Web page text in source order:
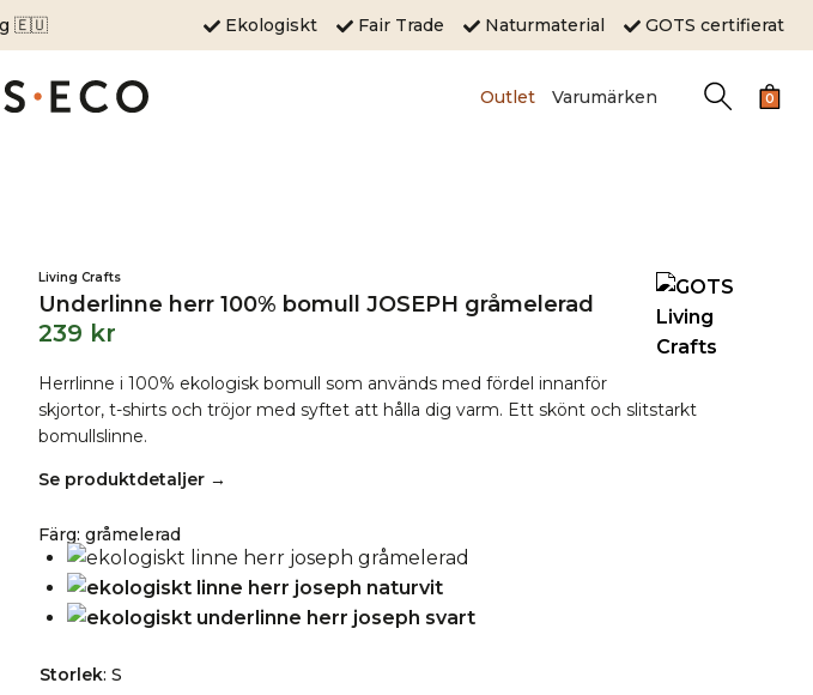
🇪🇺 Ekologiskt Fair Trade Naturmaterial GOTS certifierat
Outlet Varumärken 0
Living Crafts
Underlinne herr 100% bomull JOSEPH gråmelerad
239 kr
Herrlinne i 100% ekologisk bomull som används med fördel innanför
skjortor, t-shirts och tröjor med syftet att hålla dig varm. Ett skönt och slitstarkt
bomullslinne.
Se produktdetaljer →
Färg: gråmelerad
Storlek: S